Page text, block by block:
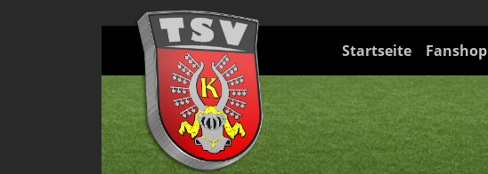
Startseite Fanshop